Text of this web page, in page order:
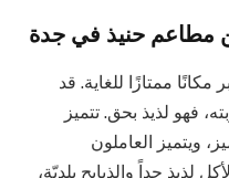
ممتازًا للغاية. قد
فهو لذيذ بحق. تتميز
ويتميز العاملون
لذيذ جداً والذبايح بلديّة،